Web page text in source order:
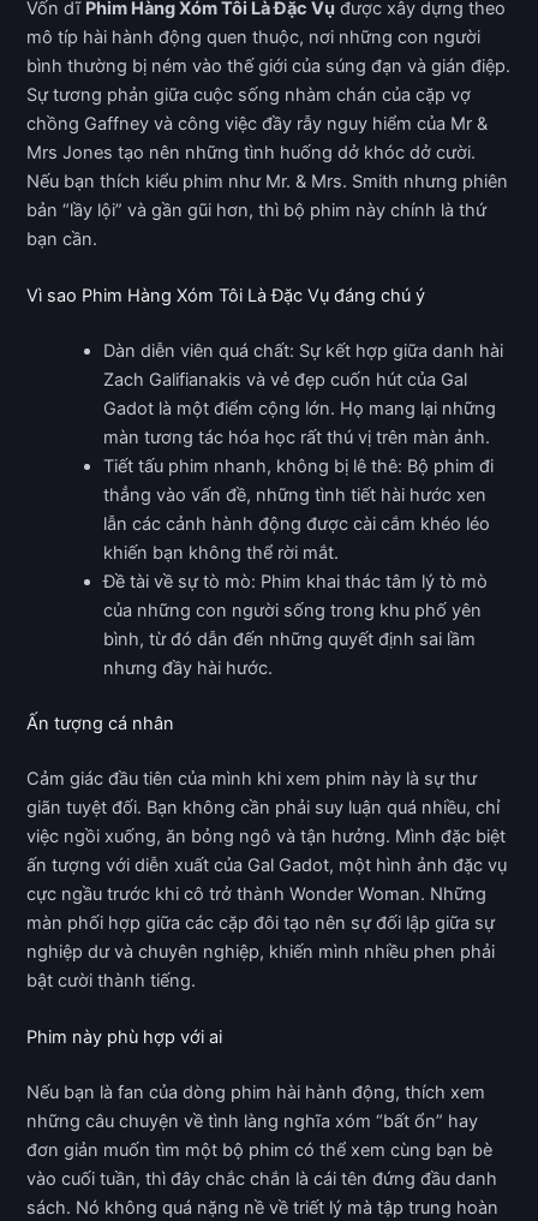
Vốn dĩ Phim Hàng Xóm Tôi Là Đặc Vụ được xây dựng theo
mô típ hài hành động quen thuộc, nơi những con người
bình thường bị ném vào thế giới của súng đạn và gián điệp.
Sự tương phản giữa cuộc sống nhàm chán của cặp vợ
chồng Gaffney và công việc đầy rẫy nguy hiểm của Mr &
Mrs Jones tạo nên những tình huống dở khóc dở cười.
Nếu bạn thích kiểu phim như Mr. & Mrs. Smith nhưng phiên
bản “lầy lội” và gần gũi hơn, thì bộ phim này chính là thứ
bạn cần.
Vì sao Phim Hàng Xóm Tôi Là Đặc Vụ đáng chú ý
Dàn diễn viên quá chất: Sự kết hợp giữa danh hài
Zach Galifianakis và vẻ đẹp cuốn hút của Gal
Gadot là một điểm cộng lớn. Họ mang lại những
màn tương tác hóa học rất thú vị trên màn ảnh.
Tiết tấu phim nhanh, không bị lê thê: Bộ phim đi
thẳng vào vấn đề, những tình tiết hài hước xen
lẫn các cảnh hành động được cài cắm khéo léo
khiến bạn không thể rời mắt.
Đề tài về sự tò mò: Phim khai thác tâm lý tò mò
của những con người sống trong khu phố yên
bình, từ đó dẫn đến những quyết định sai lầm
nhưng đầy hài hước.
Ấn tượng cá nhân
Cảm giác đầu tiên của mình khi xem phim này là sự thư
giãn tuyệt đối. Bạn không cần phải suy luận quá nhiều, chỉ
việc ngồi xuống, ăn bỏng ngô và tận hưởng. Mình đặc biệt
ấn tượng với diễn xuất của Gal Gadot, một hình ảnh đặc vụ
cực ngầu trước khi cô trở thành Wonder Woman. Những
màn phối hợp giữa các cặp đôi tạo nên sự đối lập giữa sự
nghiệp dư và chuyên nghiệp, khiến mình nhiều phen phải
bật cười thành tiếng.
Phim này phù hợp với ai
Nếu bạn là fan của dòng phim hài hành động, thích xem
những câu chuyện về tình làng nghĩa xóm “bất ổn” hay
đơn giản muốn tìm một bộ phim có thể xem cùng bạn bè
vào cuối tuần, thì đây chắc chắn là cái tên đứng đầu danh
sách. Nó không quá nặng nề về triết lý mà tập trung hoàn